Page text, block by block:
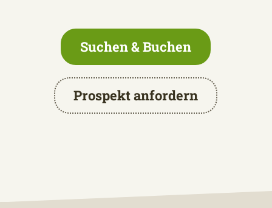
Suchen & Buchen
Prospekt anfordern